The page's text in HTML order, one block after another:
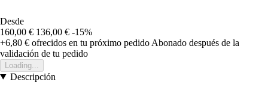
Desde
160,00 € 136,00 € -15%
+6,80 € ofrecidos en tu próximo pedido Abonado después de la
validación de tu pedido
Loading...
Descripción